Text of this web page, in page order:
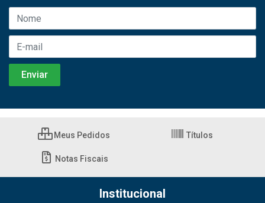
Meus Pedidos Títulos
Notas Fiscais
Institucional